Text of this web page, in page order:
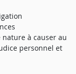
à causer au
personnel et